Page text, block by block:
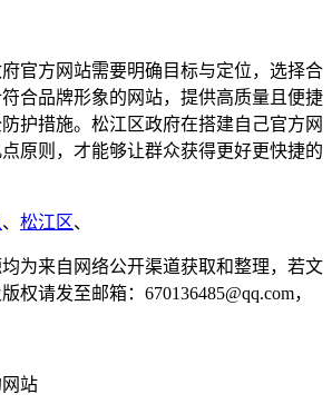
官方网站需要明确目标与定位，选择合
合品牌形象的网站，提供高质量且便捷
护措施。松江区政府在搭建自己官方网
原则，才能够让群众获得更好更快捷的
、 松江区、
为来自网络公开渠道获取和整理，若文
权请发至邮箱：670136485@qq.com，
站